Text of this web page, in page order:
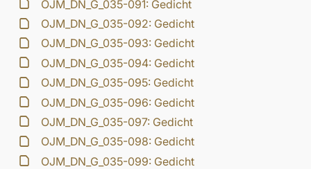
OJM_DN_G_035-091: Gedicht
OJM_DN_G_035-092: Gedicht
OJM_DN_G_035-093: Gedicht
OJM_DN_G_035-094: Gedicht
OJM_DN_G_035-095: Gedicht
OJM_DN_G_035-096: Gedicht
OJM_DN_G_035-097: Gedicht
OJM_DN_G_035-098: Gedicht
OJM_DN_G_035-099: Gedicht